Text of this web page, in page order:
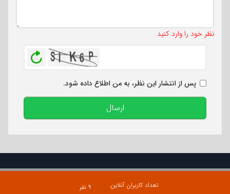
نظر خود را وارد کنید
پس از انتشار این نظر، به من اطلاع داده شود.
ارسال
تعداد کاربران آنلاین
۹ نفر